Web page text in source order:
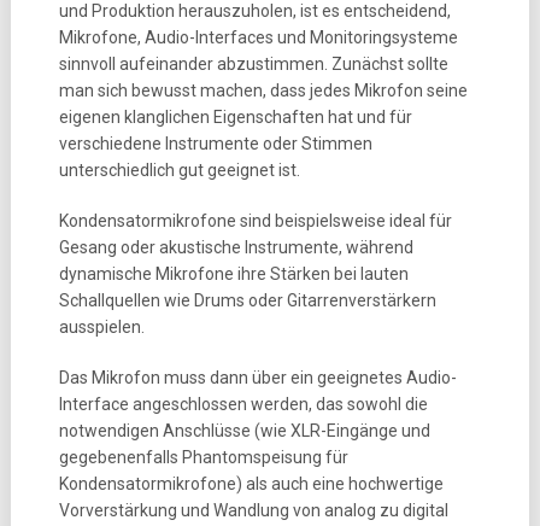
und Produktion herauszuholen, ist es entscheidend,
Mikrofone, Audio-Interfaces und Monitoringsysteme
sinnvoll aufeinander abzustimmen. Zunächst sollte
man sich bewusst machen, dass jedes Mikrofon seine
eigenen klanglichen Eigenschaften hat und für
verschiedene Instrumente oder Stimmen
unterschiedlich gut geeignet ist.
Kondensatormikrofone sind beispielsweise ideal für
Gesang oder akustische Instrumente, während
dynamische Mikrofone ihre Stärken bei lauten
Schallquellen wie Drums oder Gitarrenverstärkern
ausspielen.
Das Mikrofon muss dann über ein geeignetes Audio-
Interface angeschlossen werden, das sowohl die
notwendigen Anschlüsse (wie XLR-Eingänge und
gegebenenfalls Phantomspeisung für
Kondensatormikrofone) als auch eine hochwertige
Vorverstärkung und Wandlung von analog zu digital